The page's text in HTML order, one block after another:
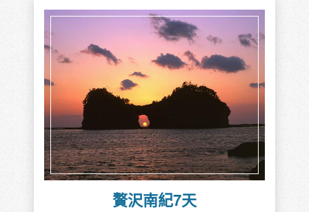
贅沢南紀7天